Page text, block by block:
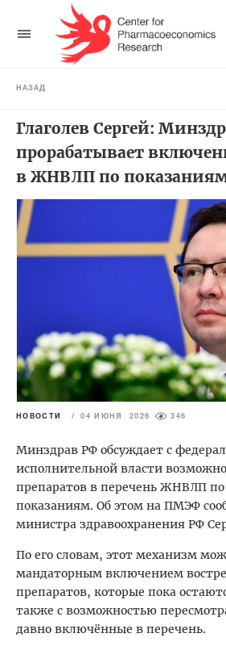
НАЗАД
Глаголев Сергей:
прорабатывает
в ЖНВЛП по
НОВОСТИ / 04 ИЮНЯ 2026 346
Минздрав РФ обсуждает с
исполнительной власти
препаратов в перечень ЖНВЛП
показаниям. Об этом на ПМЭФ
министра здравоохранения РФ
По его словам, этот механизм
мандаторным включением
препаратов, которые пока
также с возможностью
давно включённые в перечень.